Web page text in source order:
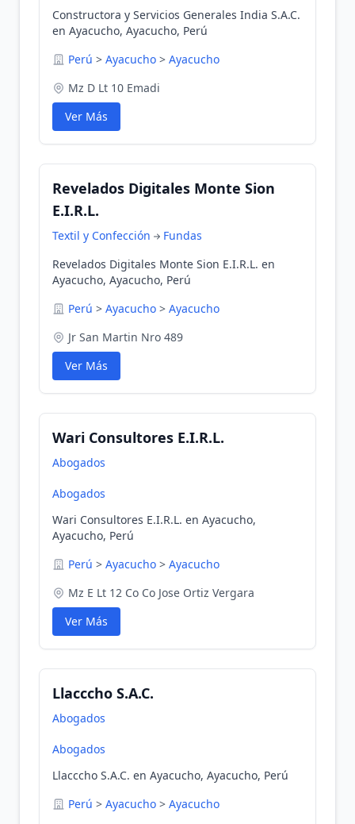
Constructora y Servicios Generales India S.A.C.
en Ayacucho, Ayacucho, Perú
Perú > Ayacucho > Ayacucho
Mz D Lt 10 Emadi
Ver Más
Revelados Digitales Monte Sion
E.I.R.L.
Textil y Confección
Fundas
Revelados Digitales Monte Sion E.I.R.L. en
Ayacucho, Ayacucho, Perú
Perú > Ayacucho > Ayacucho
Jr San Martin Nro 489
Ver Más
Wari Consultores E.I.R.L.
Abogados
Abogados
Wari Consultores E.I.R.L. en Ayacucho,
Ayacucho, Perú
Perú > Ayacucho > Ayacucho
Mz E Lt 12 Co Co Jose Ortiz Vergara
Ver Más
Llacccho S.A.C.
Abogados
Abogados
Llacccho S.A.C. en Ayacucho, Ayacucho, Perú
Perú > Ayacucho > Ayacucho